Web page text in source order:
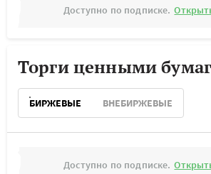
Доступно по подписке.
Торги ценными
БИРЖЕВЫЕ ВНЕБИРЖЕВЫЕ
Доступно по подписке.